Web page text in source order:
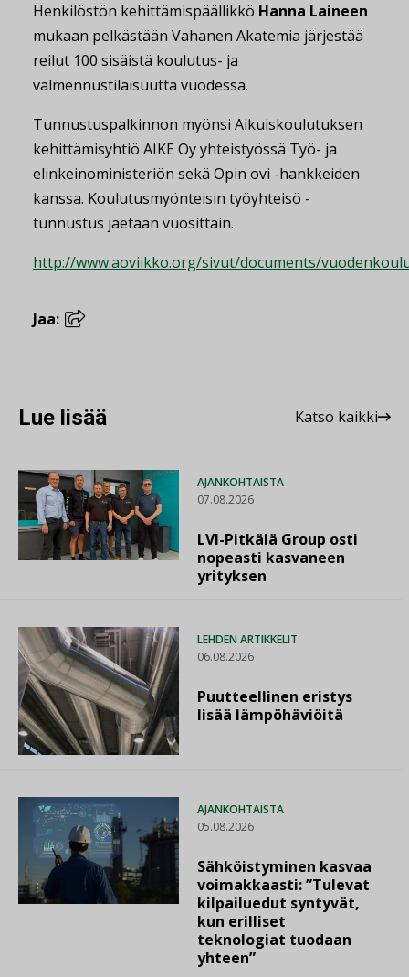
Henkilöstön kehittämispäällikkö Hanna Laineen
mukaan pelkästään Vahanen Akatemia järjestää
reilut 100 sisäistä koulutus- ja
valmennustilaisuutta vuodessa.
Tunnustuspalkinnon myönsi Aikuiskoulutuksen
kehittämisyhtiö AIKE Oy yhteistyössä Työ- ja
elinkeinoministeriön sekä Opin ovi -hankkeiden
kanssa. Koulutusmyönteisin työyhteisö -
tunnustus jaetaan vuosittain.
http://www.aoviikko.org/sivut/documents/
Jaa:
Lue lisää Katso kaikki
AJANKOHTAISTA
07.08.2026
LVI-Pitkälä Group osti
nopeasti kasvaneen
yrityksen
LEHDEN ARTIKKELIT
06.08.2026
Puutteellinen eristys
lisää lämpöhäviöitä
AJANKOHTAISTA
05.08.2026
Sähköistyminen kasvaa
voimakkaasti: ”Tulevat
kilpailuedut syntyvät,
kun erilliset
teknologiat tuodaan
yhteen”